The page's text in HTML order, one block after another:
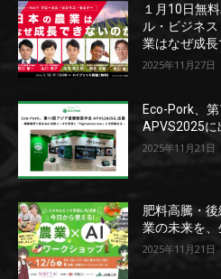
１月10日無
ル・ビジネ
業はなぜ成
2025年11月27日
Eco-Pork、
APVS2025に
2025年11月21日
肥料高騰・
業の未来を、
2025年11月21日